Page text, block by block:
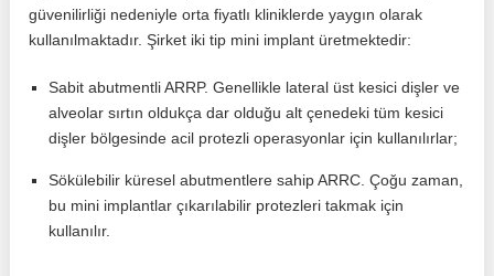
güvenilirliği nedeniyle orta fiyatlı kliniklerde yaygın olarak
kullanılmaktadır. Şirket iki tip mini implant üretmektedir:
Sabit abutmentli ARRP. Genellikle lateral üst kesici dişler ve
alveolar sırtın oldukça dar olduğu alt çenedeki tüm kesici
dişler bölgesinde acil protezli operasyonlar için kullanılırlar;
Sökülebilir küresel abutmentlere sahip ARRC. Çoğu zaman,
bu mini implantlar çıkarılabilir protezleri takmak için
kullanılır.